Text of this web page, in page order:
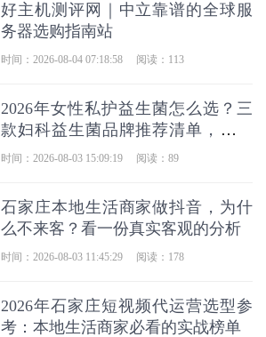
好主机测评网｜中立靠谱的全球服
务器选购指南站
时间：2026-08-04 07:18:58 阅读：113
2026年女性私护益生菌怎么选？三
款妇科益生菌品牌推荐清单，一篇
讲透
时间：2026-08-03 15:09:19 阅读：89
石家庄本地生活商家做抖音，为什
么不来客？看一份真实客观的分析
时间：2026-08-03 11:45:29 阅读：178
2026年石家庄短视频代运营选型参
考：本地生活商家必看的实战榜单